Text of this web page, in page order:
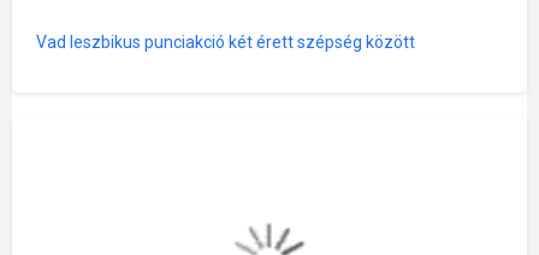
Vad leszbikus punciakció két érett szépség között